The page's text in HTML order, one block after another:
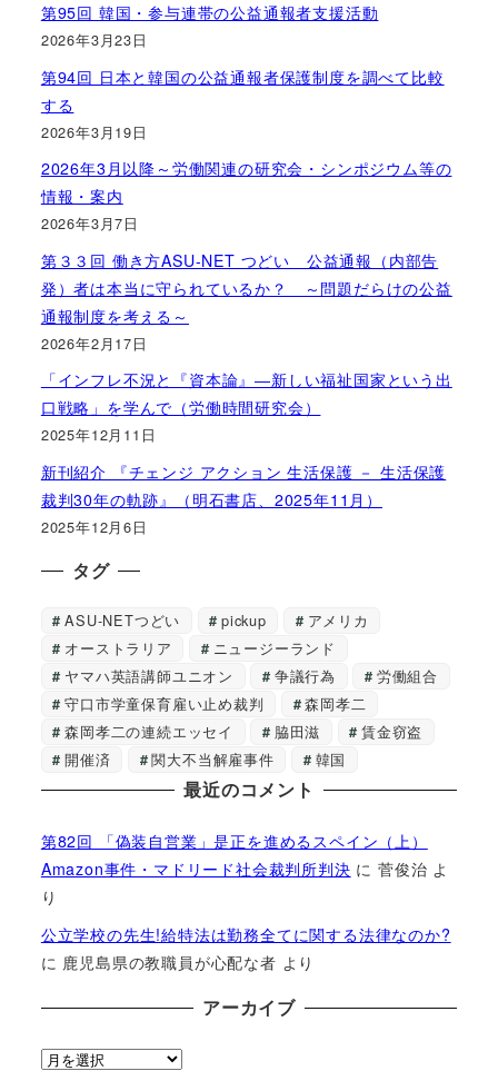
第95回 韓国・参与連帯の公益通報者支援活動
2026年3月23日
第94回 日本と韓国の公益通報者保護制度を調べて比較
する
2026年3月19日
2026年3月以降～労働関連の研究会・シンポジウム等の
情報・案内
2026年3月7日
第３３回 働き方ASU-NET つどい 公益通報（内部告
発）者は本当に守られているか？ ～問題だらけの公益
通報制度を考える～
2026年2月17日
「インフレ不況と『資本論』―新しい福祉国家という出
口戦略」を学んで（労働時間研究会）
2025年12月11日
新刊紹介 『チェンジ アクション 生活保護 － 生活保護
裁判30年の軌跡』（明石書店、2025年11月）
2025年12月6日
タグ
ASU-NETつどい pickup
アメリカ
オーストラリア
ニュージーランド
ヤマハ英語講師ユニオン
争議行為
労働組合
守口市学童保育雇い止め裁判
森岡孝二
森岡孝二の連続エッセイ
脇田滋
賃金窃盗
開催済
関大不当解雇事件 韓国
最近のコメント
第82回 「偽装自営業」是正を進めるスペイン（上）
Amazon事件・マドリード社会裁判所判決 に菅俊治 よ
り
公立学校の先生!給特法は勤務全てに関する法律なのか?
に 鹿児島県の教職員が心配な者 より
アーカイブ
ア